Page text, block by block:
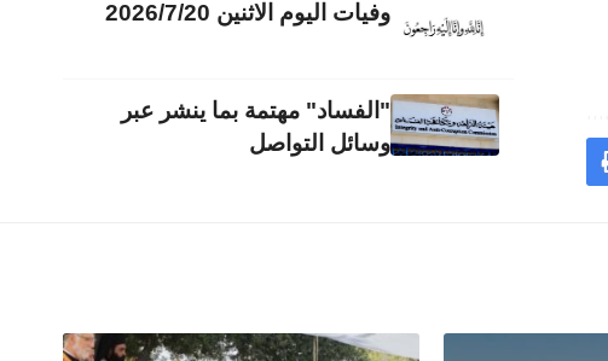
وفيات اليوم الاثنين 2026/7/20
"الفساد" مهتمة بما ينشر عبر
وسائل التواصل